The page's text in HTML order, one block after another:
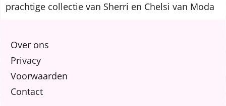
prachtige collectie van Sherri en Chelsi van Moda
Over ons
Privacy
Voorwaarden
Contact